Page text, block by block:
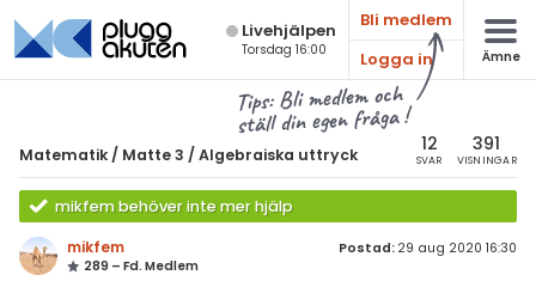
Live­hjälpen
Torsdag 16:00
Bli medlem
Logga in
Ämne
Tips: Bli medlem och
ställ din egen fråga !
Matematik / Matte 3 /Algebraiska uttryck 12
SVAR
391
VISNINGAR
mikfem behöver inte mer hjälp
mikfem
289 – Fd. Medlem
Postad: 29 aug 2020 16:30
Alla ämnen
Alla trådar
7
8
Matematik
Matte 3
Alla trådar